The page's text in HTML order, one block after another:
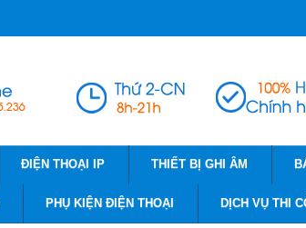
ĐIỆN THOẠI IP THIẾT BỊ GHI ÂM
PHỤ KIỆN ĐIỆN THOẠI DỊCH VỤ THI